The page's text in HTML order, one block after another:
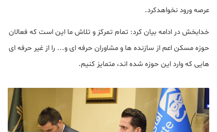
عرصه ورود نخواهدکرد.
خدابخش در ادامه بیان کرد: تمام تمرکز و تلاش ما این است که فعالان
حوزه مسکن اعم از سازنده ها و مشاوران حرفه ای و... را از غیر حرفه ای
هایی که وارد این حوزه شده اند، متمایز کنیم.